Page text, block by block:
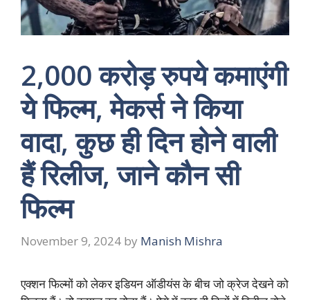
2,000 करोड़ रुपये कमाएंगी
ये फिल्म, मेकर्स ने किया
वादा, कुछ ही दिन होने वाली
हैं रिलीज, जाने कौन सी
फिल्म
November 9, 2024 by Manish Mishra
एक्शन फिल्मों को लेकर इडियन ऑडीयंस के बीच जो क्रेज देखने को